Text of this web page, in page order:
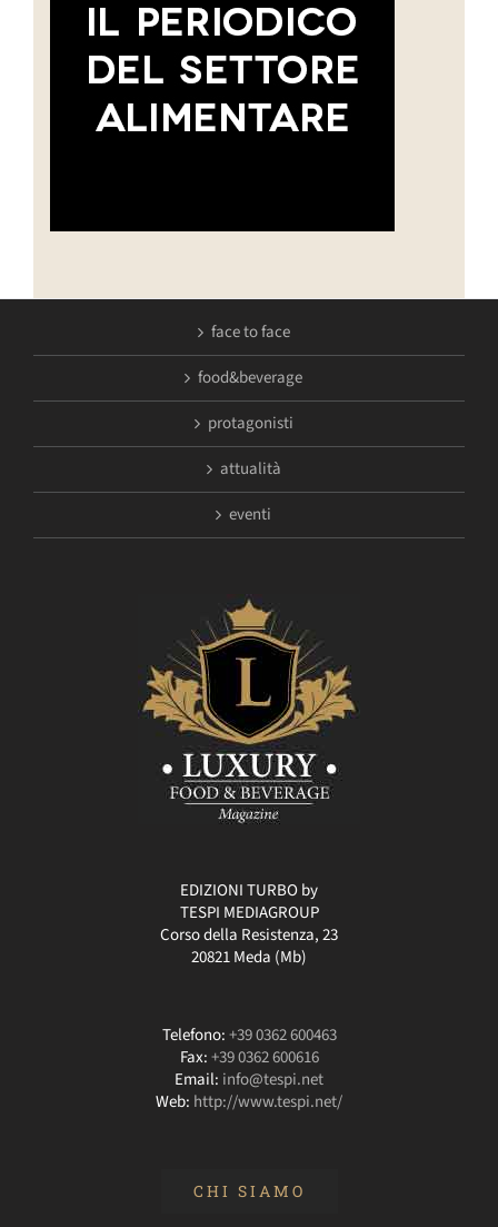
face to face
food&beverage
protagonisti
attualità
eventi
EDIZIONI TURBO by
TESPI MEDIAGROUP
Corso della Resistenza, 23
20821 Meda (Mb)
Telefono:+39 0362 600463
Fax:+39 0362 600616
Email: info@tespi.net
Web: http://www.tespi.net/
CHI SIAMO